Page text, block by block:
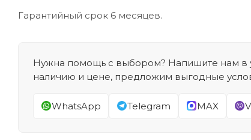
Гарантийный срок 6 месяцев.
Нужна помощь с выбором? Напишите нам в
наличию и цене, предложим выгодные
WhatsApp Telegram MAX